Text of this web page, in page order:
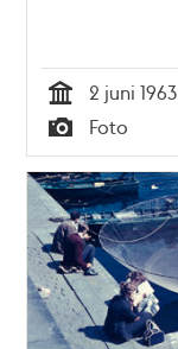
Tid
2 juni 1963
Typ
Foto